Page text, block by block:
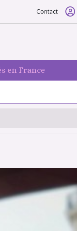
Contact
en France